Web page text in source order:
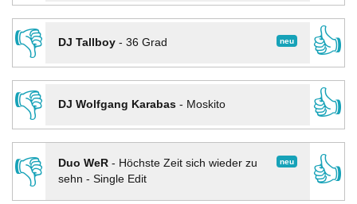
👎
neu
DJ Tallboy- 36 Grad
👍
👎
DJ Wolfgang Karabas- Moskito
👍
👎
neu
Duo WeR- Höchste Zeit sich wieder zu
sehn - Single Edit
👍